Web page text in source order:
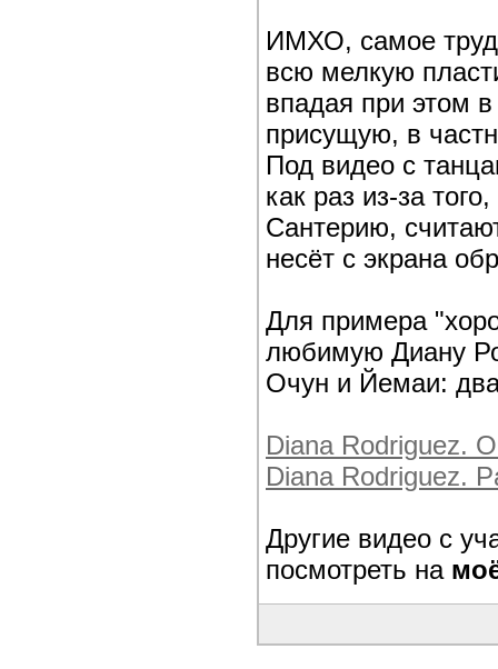
ИМХО, самое
всю мелкую
впадая при этом
присущую, в
Под видео с
как раз из-за
Сантерию,
несёт с экрана
Для примера
любимую Диану
Очун и Йемаи:
Diana Rodriguez.
Diana Rodriguez.
Другие видео с
посмотреть на